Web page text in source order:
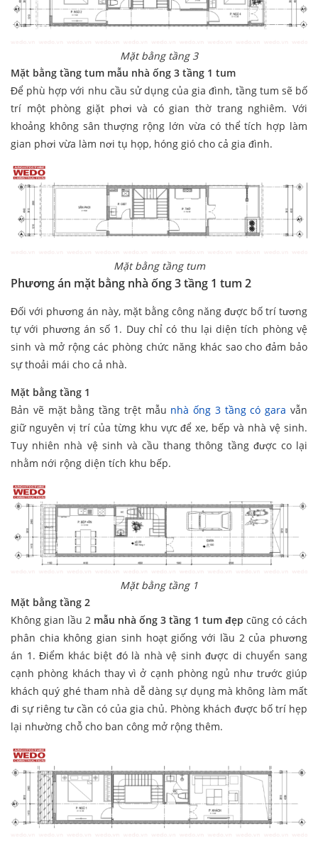
Mặt bằng tầng 3
Mặt bằng tầng tum mẫu nhà ống 3 tầng 1 tum
Để phù hợp với nhu cầu sử dụng của gia đình, tầng tum sẽ bố
trí một phòng giặt phơi và có gian thờ trang nghiêm. Với
khoảng không sân thượng rộng lớn vừa có thể tích hợp làm
gian phơi vừa làm nơi tụ họp, hóng gió cho cả gia đình.
Mặt bằng tầng tum
Phương án mặt bằng nhà ống 3 tầng 1 tum 2
Đối với phương án này, mặt bằng công năng được bố trí tương
tự với phương án số 1. Duy chỉ có thu lại diện tích phòng vệ
sinh và mở rộng các phòng chức năng khác sao cho đảm bảo
sự thoải mái cho cả nhà.
Mặt bằng tầng 1
Bản vẽ mặt bằng tầng trệt mẫu nhà ống 3 tầng có gara vẫn
giữ nguyên vị trí của từng khu vực để xe, bếp và nhà vệ sinh.
Tuy nhiên nhà vệ sinh và cầu thang thông tầng được co lại
nhằm nới rộng diện tích khu bếp.
Mặt bằng tầng 1
Mặt bằng tầng 2
Không gian lầu 2 mẫu nhà ống 3 tầng 1 tum đẹp cũng có cách
phân chia không gian sinh hoạt giống với lầu 2 của phương
án 1. Điểm khác biệt đó là nhà vệ sinh được di chuyển sang
cạnh phòng khách thay vì ở cạnh phòng ngủ như trước giúp
khách quý ghé tham nhà dễ dàng sự dụng mà không làm mất
đi sự riêng tư cần có của gia chủ. Phòng khách được bố trí hẹp
lại nhường chỗ cho ban công mở rộng thêm.